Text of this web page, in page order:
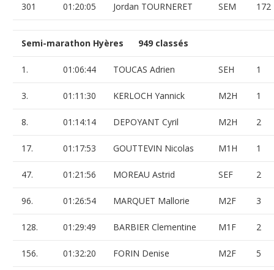
301 01:20:05 Jordan TOURNERET SEM 172
Semi-marathon Hyères 949 classés
1. 01:06:44 TOUCAS Adrien SEH 1
3. 01:11:30 KERLOCH Yannick M2H 1
8. 01:14:14 DEPOYANT Cyril M2H 2
17. 01:17:53 GOUTTEVIN Nicolas M1H 1
47. 01:21:56 MOREAU Astrid SEF 2
96. 01:26:54 MARQUET Mallorie M2F 3
128. 01:29:49 BARBIER Clementine M1F 2
156. 01:32:20 FORIN Denise M2F 5